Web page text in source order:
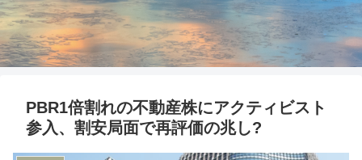
PBR1倍割れの不動産株にアクティビスト
参入、割安局面で再評価の兆し?